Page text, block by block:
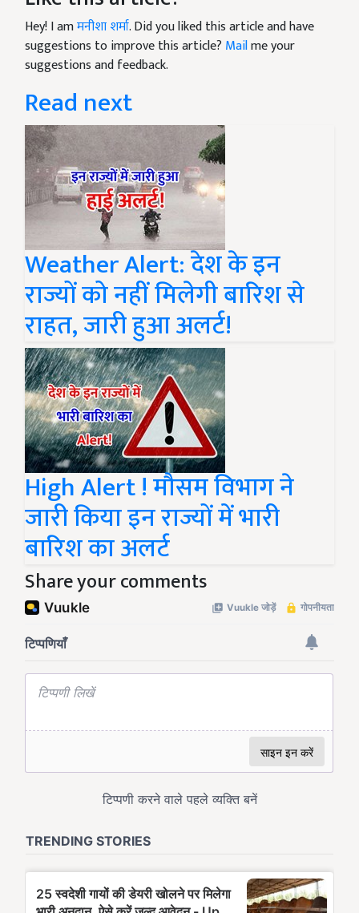
Hey! I amमनीशा शर्मा. Did you liked this article and have
suggestions to improve this article? Mailme your
suggestions and feedback.
Read next
Weather Alert: देश के इन
राज्यों को नहीं मिलेगी बारिश से
राहत, जारी हुआ अलर्ट!
High Alert ! मौसम विभाग ने
जारी किया इन राज्यों में भारी
बारिश का अलर्ट
Share your comments